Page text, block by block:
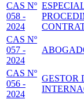
CAS Nº
058 -
2024
CAS Nº
057 -
2024
CAS Nº
056 -
2024
GESTOR